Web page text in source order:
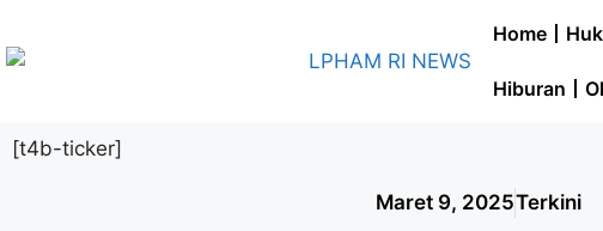
Home
Hiburan
[t4b-ticker]
Maret 9, 2025Terkini